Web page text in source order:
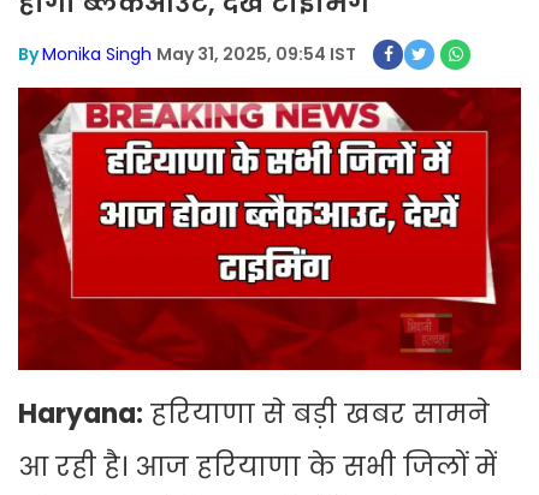
ByMonika Singh May 31, 2025, 09:54 IST
Haryana: हरियाणा से बड़ी खबर सामने
आ रही है। आज हरियाणा के सभी जिलों में